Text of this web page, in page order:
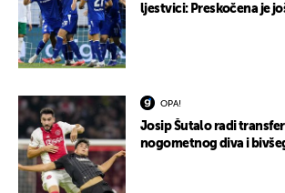
ljestvici: Preskočena je
OPA!
Josip Šutalo radi
nogometnog diva i